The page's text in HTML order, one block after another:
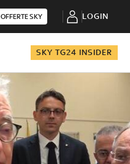
OFFERTE SKY LOGIN
SKY TG24 INSIDER